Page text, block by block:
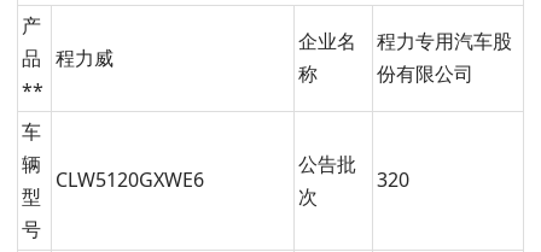
产
品
**
程力威
企业名
称
程力专用汽车股
份有限公司
车
辆
型
号
CLW5120GXWE6
公告批
次
320